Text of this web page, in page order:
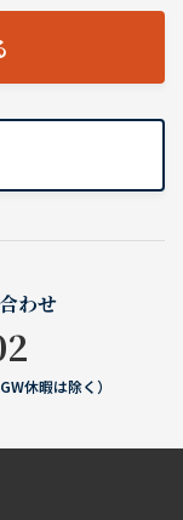
わせ
休暇は除く）